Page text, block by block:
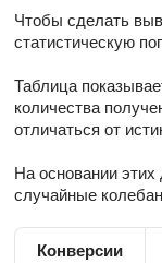
Чтобы сделать
статистическую
Таблица
количества
отличаться от
На основании
случайные
Конверсии